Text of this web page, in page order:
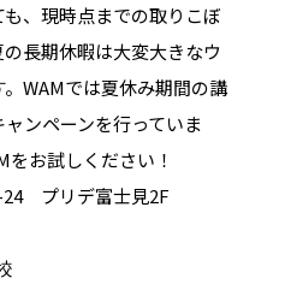
、現時点までの取りこぼ
長期休暇は大変大きなウ
WAMでは夏休み期間の講
ンペーンを行っていま
をお試しください！
24 プリデ富士見2F